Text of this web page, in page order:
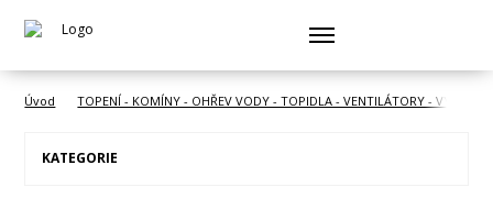
Úvod TOPENÍ - KOMÍNY - OHŘEV VODY - TOPIDLA - VENTILÁTORY -
KATEGORIE